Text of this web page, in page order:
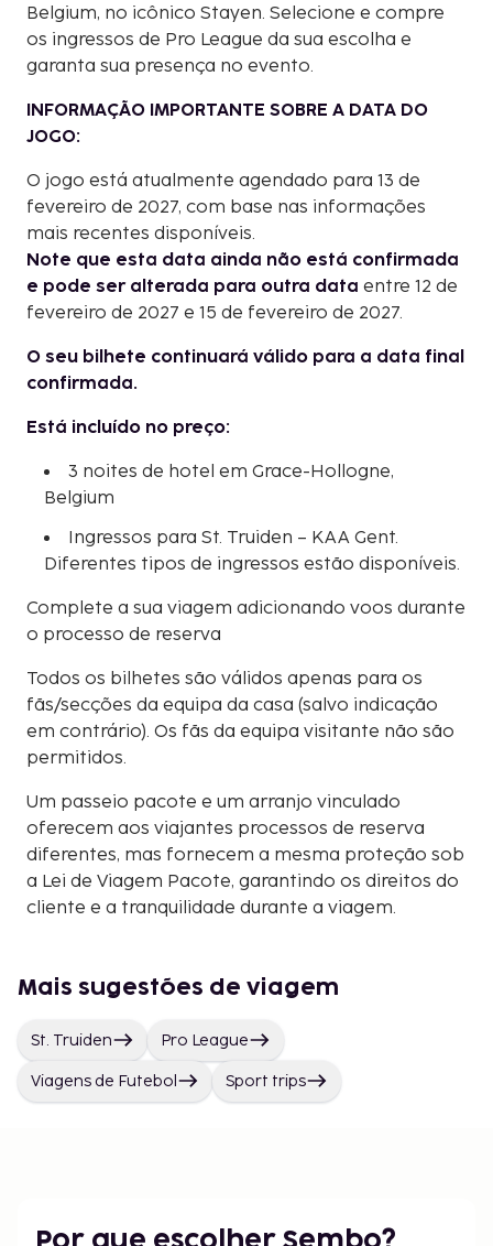
Belgium, no icônico Stayen. Selecione e compre
os ingressos de Pro League da sua escolha e
garanta sua presença no evento.
INFORMAÇÃO IMPORTANTE SOBRE A DATA DO
JOGO:
O jogo está atualmente agendado para 13 de
fevereiro de 2027, com base nas informações
mais recentes disponíveis.
Note que esta data ainda não está confirmada
e pode ser alterada para outra data entre 12 de
fevereiro de 2027 e 15 de fevereiro de 2027.
O seu bilhete continuará válido para a data final
confirmada.
Está incluído no preço:
3 noites de hotel em Grace-Hollogne,
Belgium
Ingressos para St. Truiden – KAA Gent.
Diferentes tipos de ingressos estão disponíveis.
Complete a sua viagem adicionando voos durante
o processo de reserva
Todos os bilhetes são válidos apenas para os
fãs/secções da equipa da casa (salvo indicação
em contrário). Os fãs da equipa visitante não são
permitidos.
Um passeio pacote e um arranjo vinculado
oferecem aos viajantes processos de reserva
diferentes, mas fornecem a mesma proteção sob
a Lei de Viagem Pacote, garantindo os direitos do
cliente e a tranquilidade durante a viagem.
Mais sugestões de viagem
St. Truiden Pro League
Viagens de Futebol Sport trips